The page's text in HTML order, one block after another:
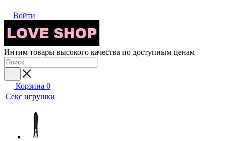
Войти
Интим товары высокого качества по доступным ценам
Корзина 0
Секс игрушки